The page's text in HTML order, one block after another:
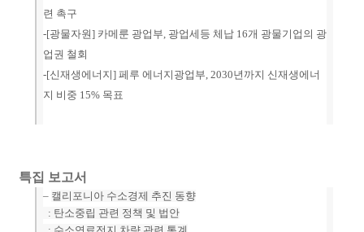
련 촉구
-[광물자원] 카메룬 광업부, 광업세등 체납 16개 광물기업의 광
업권 철회
-[신재생에너지] 페루 에너지광업부, 2030년까지 신재생에너
지 비중 15% 목표
특집 보고서
– 캘리포니아 수소경제 추진 동향
: 탄소중립 관련 정책 및 법안